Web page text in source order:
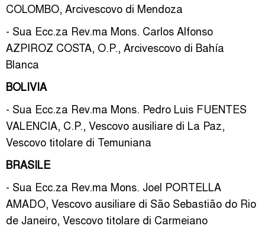
COLOMBO, Arcivescovo di Mendoza
- Sua Ecc.za Rev.ma Mons. Carlos Alfonso
AZPIROZ COSTA, O.P., Arcivescovo di Bahía
Blanca
BOLIVIA
- Sua Ecc.za Rev.ma Mons. Pedro Luis FUENTES
VALENCIA, C.P., Vescovo ausiliare di La Paz,
Vescovo titolare di Temuniana
BRASILE
- Sua Ecc.za Rev.ma Mons. Joel PORTELLA
AMADO, Vescovo ausiliare di São Sebastião do Rio
de Janeiro, Vescovo titolare di Carmeiano